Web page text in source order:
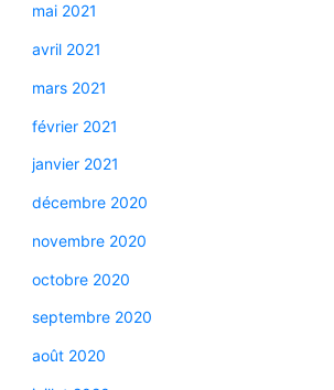
mai 2021
avril 2021
mars 2021
février 2021
janvier 2021
décembre 2020
novembre 2020
octobre 2020
septembre 2020
août 2020